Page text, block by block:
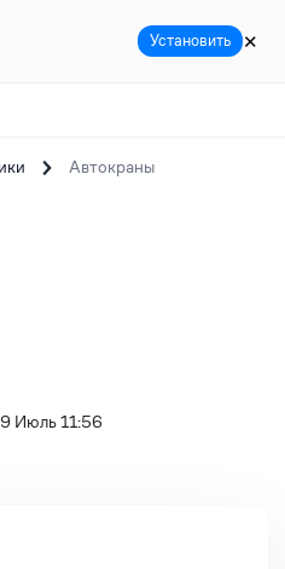
Автокраны
Июль 11:56
Установить ✕